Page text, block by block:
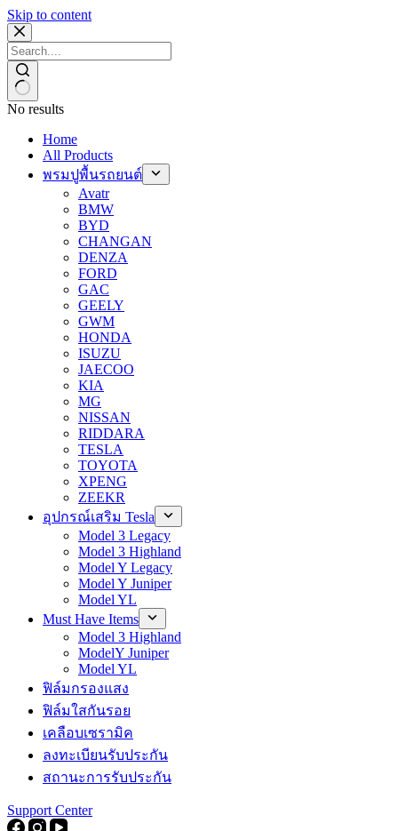
Skip to content
No results
Home
All Products
พรมปูพื้นรถยนต์
Avatr
BMW
BYD
CHANGAN
DENZA
FORD
GAC
GEELY
GWM
HONDA
ISUZU
JAECOO
KIA
MG
NISSAN
RIDDARA
TESLA
TOYOTA
XPENG
ZEEKR
อุปกรณ์เสริม Tesla
Model 3 Legacy
Model 3 Highland
Model Y Legacy
Model Y Juniper
Model YL
Must Have Items
Model 3 Highland
ModelY Juniper
Model YL
ฟิล์มกรองแสง
ฟิล์มใสกันรอย
เคลือบเซรามิค
ลงทะเบียนรับประกัน
สถานะการรับประกัน
Support Center